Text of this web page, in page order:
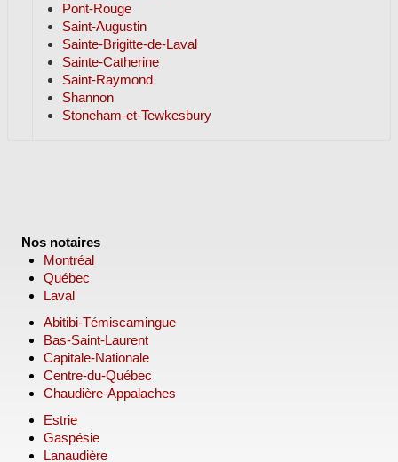
Pont-Rouge
Saint-Augustin
Sainte-Brigitte-de-Laval
Sainte-Catherine
Saint-Raymond
Shannon
Stoneham-et-Tewkesbury
Nos notaires
Montréal
Québec
Laval
Abitibi-Témiscamingue
Bas-Saint-Laurent
Capitale-Nationale
Centre-du-Québec
Chaudière-Appalaches
Estrie
Gaspésie
Lanaudière